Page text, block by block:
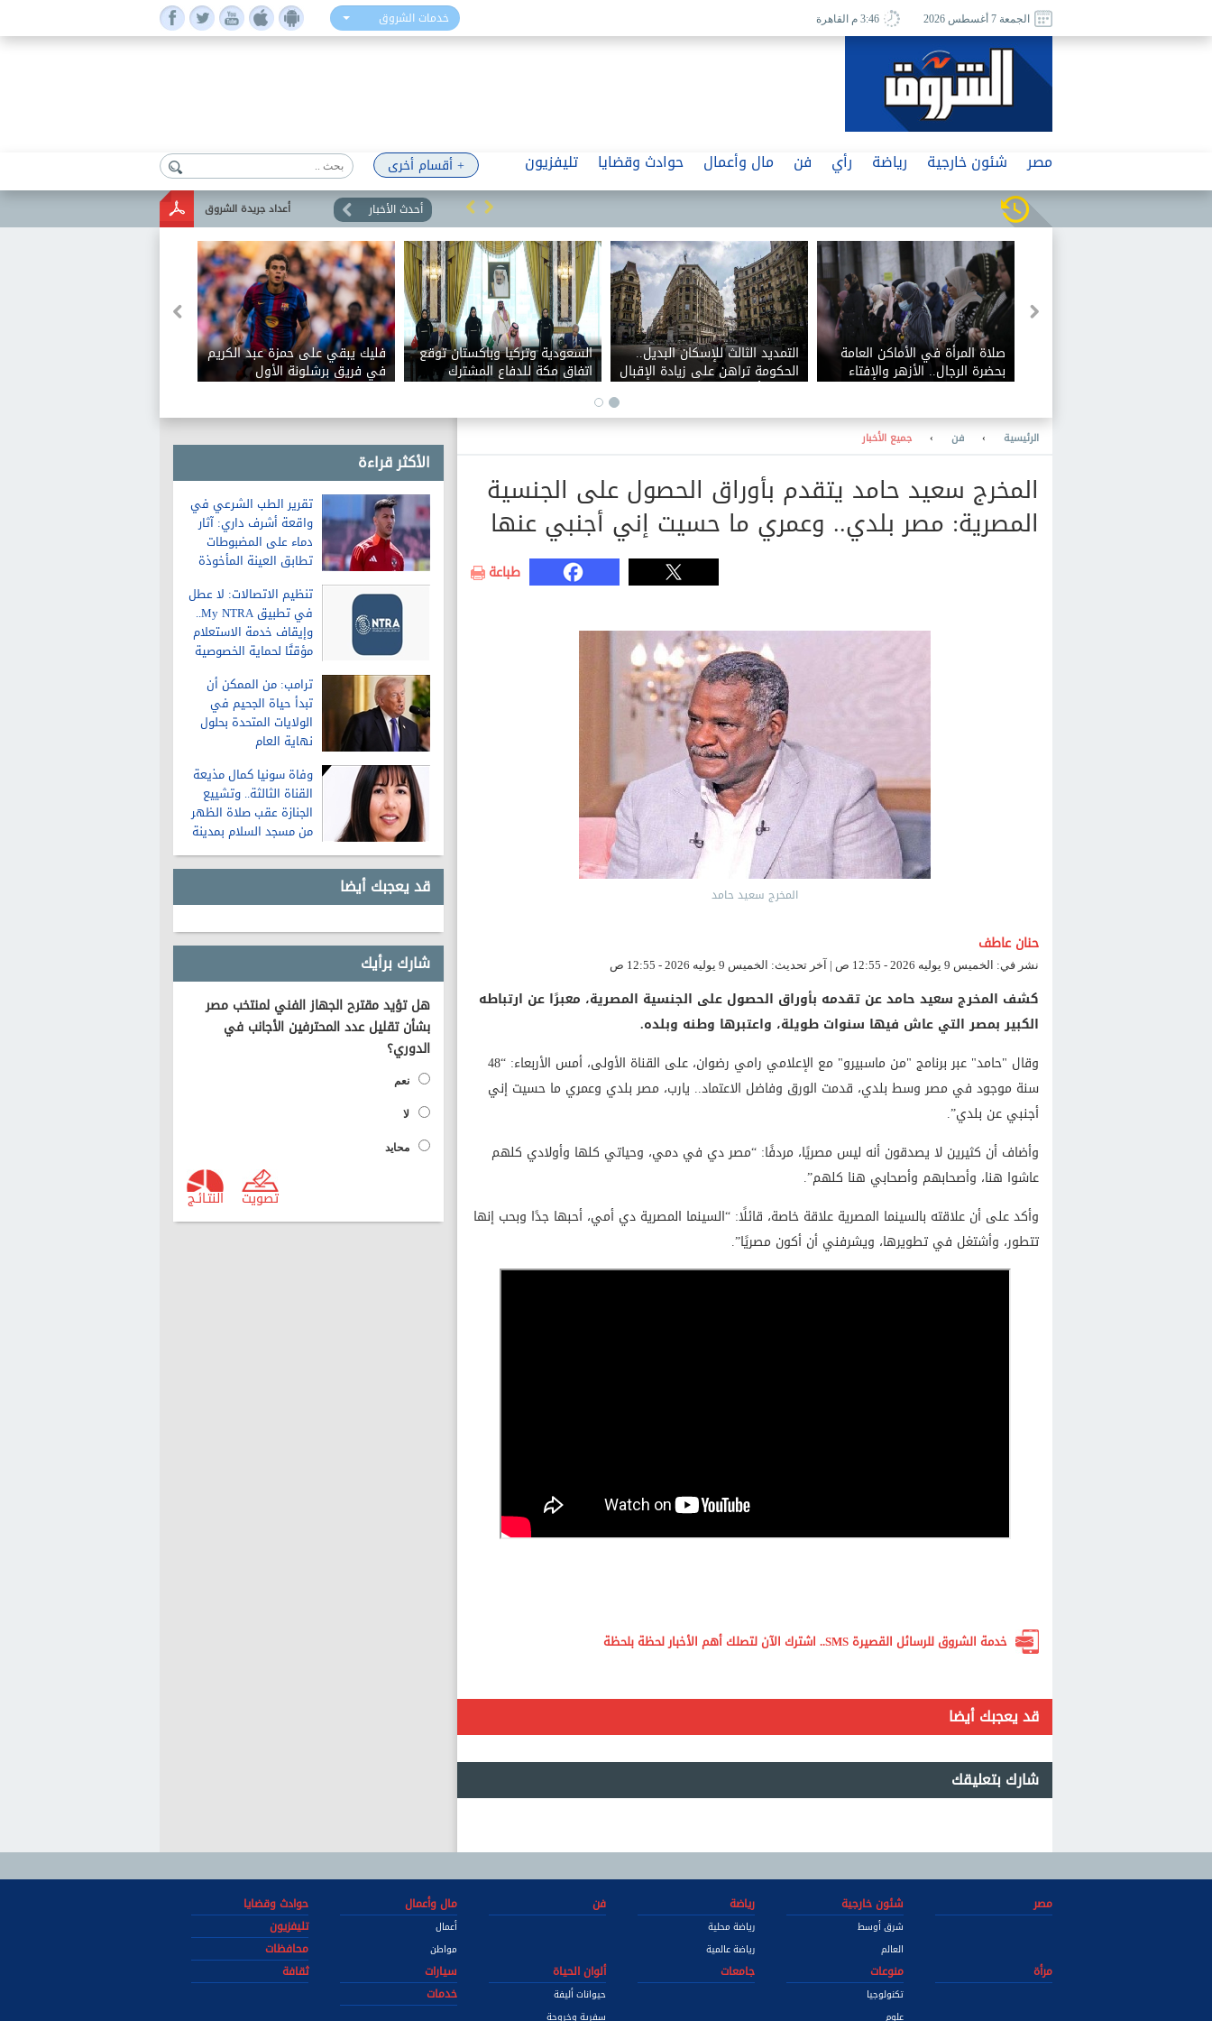
خدمات الشروق الجمعة 7 أغسطس 2026 3:46 م القاهرة
+ أقسام أخرى مصر شئون خارجية رياضة رأي فن مال وأعمال حوادث وقضايا تليفزيون
أعداد جريدة الشروق أحدث الأخبار
صلاة المرأة في الأماكن العامة
بحضرة الرجال.. الأزهر والإفتاء
يحسمان الجدل
التمديد الثالث للإسكان البديل..
الحكومة تراهن على زيادة الإقبال
والمستأجرون يتمسكون بالمسار
السعودية وتركيا وباكستان توقع
اتفاق مكة للدفاع المشترك
فليك يبقي على حمزة عبد الكريم
في فريق برشلونة الأول
الأكثر قراءة
تقرير الطب الشرعي في
واقعة أشرف داري: آثار
دماء على المضبوطات
تطابق العينة المأخوذة
تنظيم الاتصالات: لا عطل
في تطبيق My NTRA..
وإيقاف خدمة الاستعلام
مؤقتًا لحماية الخصوصية
ترامب: من الممكن أن
تبدأ حياة الجحيم في
الولايات المتحدة بحلول
نهاية العام
وفاة سونيا كمال مذيعة
القناة الثالثة.. وتشييع
الجنازة عقب صلاة الظهر
من مسجد السلام بمدينة
نصر
قد يعجبك أيضا
شارك برأيك
هل تؤيد مقترح الجهاز الفني لمنتخب مصر
بشأن تقليل عدد المحترفين الأجانب في
الدوري؟
نعم
لا
محايد
النتـائـج تصويت
الرئيسية › فن › جميع الأخبار
المخرج سعيد حامد يتقدم بأوراق الحصول على الجنسية
المصرية: مصر بلدي.. وعمري ما حسيت إني أجنبي عنها
طباعة
المخرج سعيد حامد
حنان عاطف
نشر في: الخميس 9 يوليه 2026 - 12:55 ص | آخر تحديث: الخميس 9 يوليه 2026 - 12:55 ص
كشف المخرج سعيد حامد عن تقدمه بأوراق الحصول على الجنسية المصرية، معبرًا عن ارتباطه
الكبير بمصر التي عاش فيها سنوات طويلة، واعتبرها وطنه وبلده.
وقال "حامد" عبر برنامج "من ماسبيرو" مع الإعلامي رامي رضوان، على القناة الأولى، أمس الأربعاء: “48
سنة موجود في مصر وسط بلدي، قدمت الورق وفاضل الاعتماد.. يارب، مصر بلدي وعمري ما حسيت إني
أجنبي عن بلدي”.
وأضاف أن كثيرين لا يصدقون أنه ليس مصريًا، مردفًا: “مصر دي في دمي، وحياتي كلها وأولادي كلهم
عاشوا هنا، وأصحابهم وأصحابي هنا كلهم”.
وأكد على أن علاقته بالسينما المصرية علاقة خاصة، قائلًا: “السينما المصرية دي أمي، أحبها جدًا وبحب إنها
تتطور، وأشتغل في تطويرها، ويشرفني أن أكون مصريًا”.
خدمة الشروق للرسائل القصيرة SMS.. اشترك الآن لتصلك أهم الأخبار لحظة بلحظة
قد يعجبك أيضا
شارك بتعليقك
مصر شئون خارجية
شرق أوسط
العالم
رياضة
رياضة محلية
رياضة عالمية
فن مال وأعمال
أعمال
مواطن
حوادث وقضايا
تليفزيون
محافظات
مرأة
منوعات
تكنولوجيا
علوم
جامعات ألوان الحياة
حيوانات أليفة
سفرية وخروجة
سيارات
ثقافة
خدمات